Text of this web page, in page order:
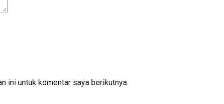
ini untuk komentar saya berikutnya.